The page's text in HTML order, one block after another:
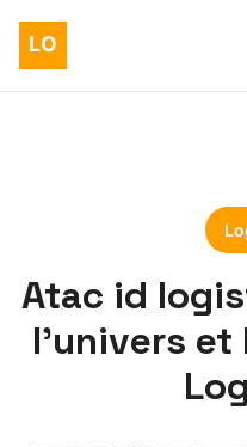
Atac id
l’univers et